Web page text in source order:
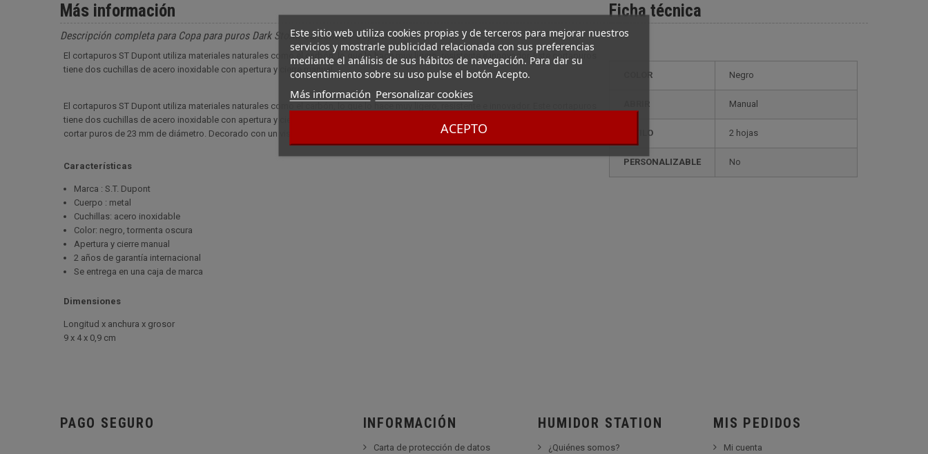
Este sitio web utiliza cookies propias y de terceros para mejorar nuestros
servicios y mostrarle publicidad relacionada con sus preferencias
mediante el análisis de sus hábitos de navegación. Para dar su
consentimiento sobre su uso pulse el botón Acepto.
Más información Personalizar cookies
ACEPTO
Ficha técnica
COLOR Negro
ABRIR Manual
ESTILO 2 hojas
PERSONALIZABLE no
Más información
Descripción completa para Copa para puros Dark Storm Carbone ST Dupont
El cortapuros ST Dupont utiliza materiales naturales como el carbón, lo que lo hace muy ligero, resistente e innovador. Este cortapuros
tiene dos cuchillas de acero inoxidable con apertura y cierre manual.
El cortapuros ST Dupont utiliza materiales naturales como el carbón, lo que lo hace muy ligero, resistente e innovador. Este cortapuros
tiene dos cuchillas de acero inoxidable con apertura y cierre manual. Su tacto empolvado es muy agradable en la mano y permite
cortar puros de 23 mm de diámetro. Decorado con un visual de "tormenta oscura".
Características
Marca : S.T. Dupont
Cuerpo : metal
Cuchillas: acero inoxidable
Color: negro, tormenta oscura
Apertura y cierre manual
2 años de garantía internacional
Se entrega en una caja de marca
Dimensiones
Longitud x anchura x grosor
9 x 4 x 0,9 cm
PAGO SEGURO INFORMACIÓN
Carta de protección de datos
HUMIDOR STATION
¿Quiénes somos?
MIS PEDIDOS
Mi cuenta